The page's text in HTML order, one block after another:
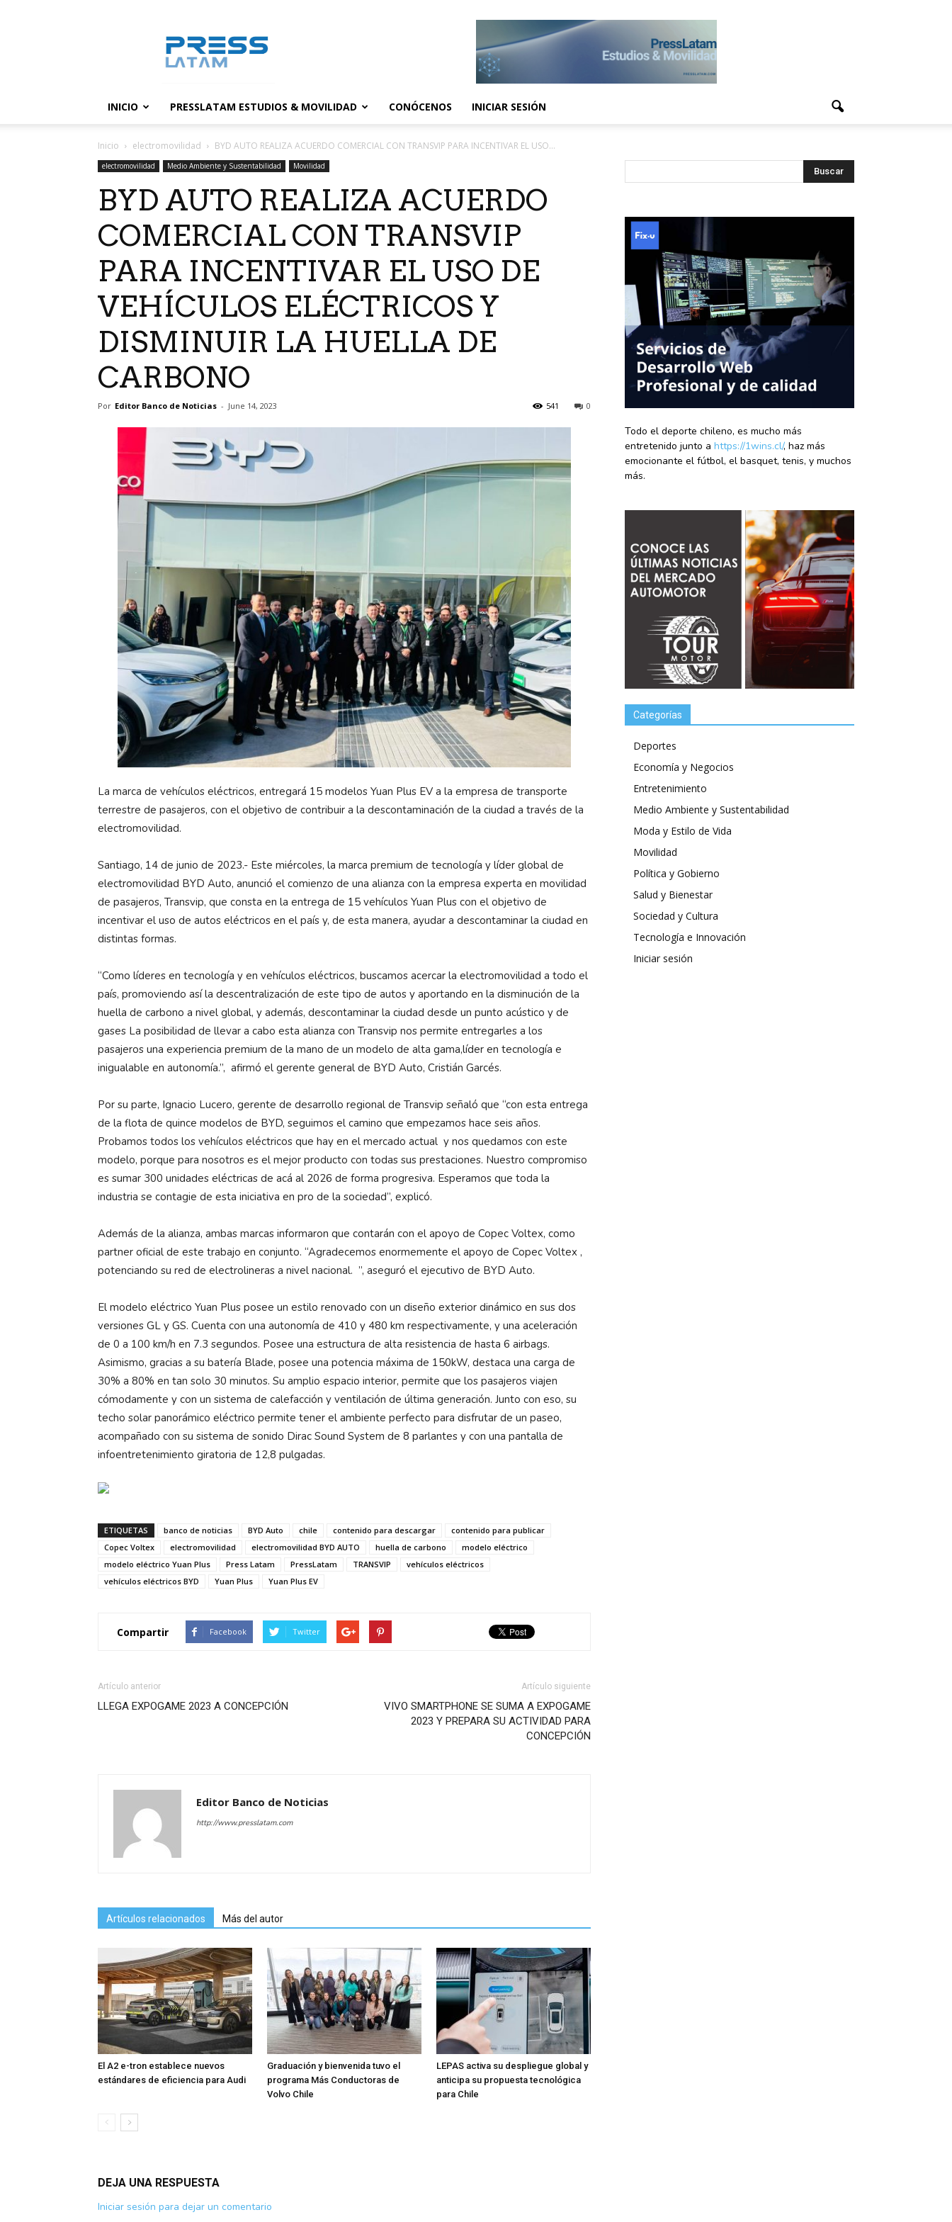
noticias
INICIO PRESSLATAM ESTUDIOS & MOVILIDAD CONÓCENOS INICIAR SESIÓN
Inicio electromovilidad BYD AUTO REALIZA ACUERDO COMERCIAL CON TRANSVIP PARA INCENTIVAR EL USO...
electromovilidad Medio Ambiente y Sustentabilidad Movilidad
BYD AUTO REALIZA ACUERDO
COMERCIAL CON TRANSVIP
PARA INCENTIVAR EL USO DE
VEHÍCULOS ELÉCTRICOS Y
DISMINUIR LA HUELLA DE
CARBONO
Por Editor Banco de Noticias - June 14, 2023 0
541
La marca de vehículos eléctricos, entregará 15 modelos Yuan Plus EV a la empresa de transporte
terrestre de pasajeros, con el objetivo de contribuir a la descontaminación de la ciudad a través de la
electromovilidad.
Santiago, 14 de junio de 2023.- Este miércoles, la marca premium de tecnología y líder global de
electromovilidad BYD Auto, anunció el comienzo de una alianza con la empresa experta en movilidad
de pasajeros, Transvip, que consta en la entrega de 15 vehículos Yuan Plus con el objetivo de
incentivar el uso de autos eléctricos en el país y, de esta manera, ayudar a descontaminar la ciudad en
distintas formas.
“Como líderes en tecnología y en vehículos eléctricos, buscamos acercar la electromovilidad a todo el
país, promoviendo así la descentralización de este tipo de autos y aportando en la disminución de la
huella de carbono a nivel global, y además, descontaminar la ciudad desde un punto acústico y de
gases La posibilidad de llevar a cabo esta alianza con Transvip nos permite entregarles a los
pasajeros una experiencia premium de la mano de un modelo de alta gama,líder en tecnología e
inigualable en autonomía.”, afirmó el gerente general de BYD Auto, Cristián Garcés.
Por su parte, Ignacio Lucero, gerente de desarrollo regional de Transvip señaló que “con esta entrega
de la flota de quince modelos de BYD, seguimos el camino que empezamos hace seis años.
Probamos todos los vehículos eléctricos que hay en el mercado actual y nos quedamos con este
modelo, porque para nosotros es el mejor producto con todas sus prestaciones. Nuestro compromiso
es sumar 300 unidades eléctricas de acá al 2026 de forma progresiva. Esperamos que toda la
industria se contagie de esta iniciativa en pro de la sociedad”, explicó.
Además de la alianza, ambas marcas informaron que contarán con el apoyo de Copec Voltex, como
partner oficial de este trabajo en conjunto. “Agradecemos enormemente el apoyo de Copec Voltex ,
potenciando su red de electrolineras a nivel nacional. ”, aseguró el ejecutivo de BYD Auto.
El modelo eléctrico Yuan Plus posee un estilo renovado con un diseño exterior dinámico en sus dos
versiones GL y GS. Cuenta con una autonomía de 410 y 480 km respectivamente, y una aceleración
de 0 a 100 km/h en 7.3 segundos. Posee una estructura de alta resistencia de hasta 6 airbags.
Asimismo, gracias a su batería Blade, posee una potencia máxima de 150kW, destaca una carga de
30% a 80% en tan solo 30 minutos. Su amplio espacio interior, permite que los pasajeros viajen
cómodamente y con un sistema de calefacción y ventilación de última generación. Junto con eso, su
techo solar panorámico eléctrico permite tener el ambiente perfecto para disfrutar de un paseo,
acompañado con su sistema de sonido Dirac Sound System de 8 parlantes y con una pantalla de
infoentretenimiento giratoria de 12,8 pulgadas.
ETIQUETAS banco de noticias BYD Auto chile contenido para descargar
contenido para publicar
Copec Voltex
electromovilidad electromovilidad BYD AUTO huella de carbono
modelo eléctrico
modelo eléctrico Yuan Plus
Press Latam PressLatam TRANSVIP
vehículos eléctricos
vehículos eléctricos BYD
Yuan Plus Yuan Plus EV
Compartir Facebook Twitter
Artículo anterior
LLEGA EXPOGAME 2023 A CONCEPCIÓN
Artículo siguiente
VIVO SMARTPHONE SE SUMA A EXPOGAME
2023 Y PREPARA SU ACTIVIDAD PARA
CONCEPCIÓN
Editor Banco de Noticias
http://www.presslatam.com
Artículos relacionados Más del autor
El A2 e-tron establece nuevos
estándares de eficiencia para Audi
Graduación y bienvenida tuvo el
programa Más Conductoras de
Volvo Chile
LEPAS activa su despliegue global y
anticipa su propuesta tecnológica
para Chile
DEJA UNA RESPUESTA
Iniciar sesión para dejar un comentario
Todo el deporte chileno, es mucho más
entretenido junto a https://1wins.cl/, haz más
emocionante el fútbol, el basquet, tenis, y muchos
más.
Categorías
Deportes
Economía y Negocios
Entretenimiento
Medio Ambiente y Sustentabilidad
Moda y Estilo de Vida
Movilidad
Política y Gobierno
Salud y Bienestar
Sociedad y Cultura
Tecnología e Innovación
Iniciar sesión